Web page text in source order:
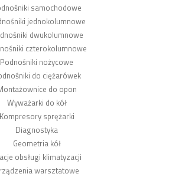
samochodowe
jednokolumnowe
dwukolumnowe
czterokolumnowe
Podnośniki nożycowe
do ciężarówek
do opon
Wyważarki do kół
Kompresory sprężarki
Diagnostyka
Geometria kół
obsługi klimatyzacji
warsztatowe